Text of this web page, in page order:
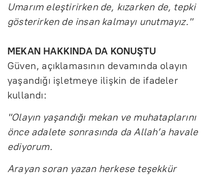
Umarım eleştirirken de, kızarken de, tepki
gösterirken de insan kalmayı unutmayız."
MEKAN HAKKINDA DA KONUŞTU
Güven, açıklamasının devamında olayın
yaşandığı işletmeye ilişkin de ifadeler
kullandı:
"Olayın yaşandığı mekan ve muhataplarını
önce adalete sonrasında da Allah’a havale
ediyorum.
Arayan soran yazan herkese teşekkür